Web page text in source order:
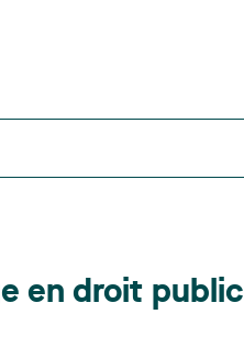
en droit public